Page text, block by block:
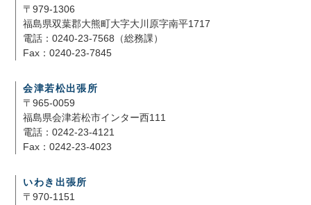
〒979-1306
福島県双葉郡大熊町大字大川原字南平1717
電話：0240-23-7568（総務課）
Fax：0240-23-7845
会津若松出張所
〒965-0059
福島県会津若松市インター西111
電話：0242-23-4121
Fax：0242-23-4023
いわき出張所
〒970-1151